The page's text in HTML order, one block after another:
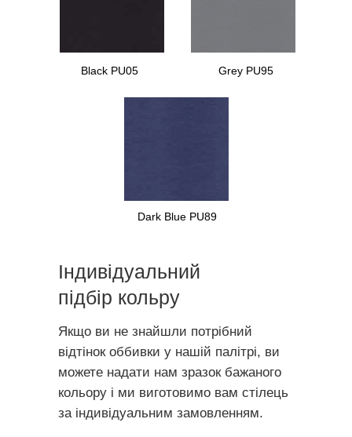
Індивідуальний
підбір кольру
Якщо ви не знайшли потрібний
відтінок оббивки у нашій палітрі, ви
можете надати нам зразок бажаного
кольору і ми виготовимо вам стілець
за індивідуальним замовленням.
Black PU05 Grey PU95
Dark Blue PU89